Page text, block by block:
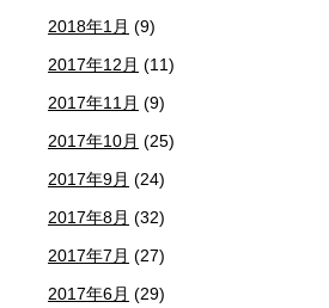
2018年1月 (9)
2017年12月 (11)
2017年11月 (9)
2017年10月 (25)
2017年9月 (24)
2017年8月 (32)
2017年7月 (27)
2017年6月 (29)